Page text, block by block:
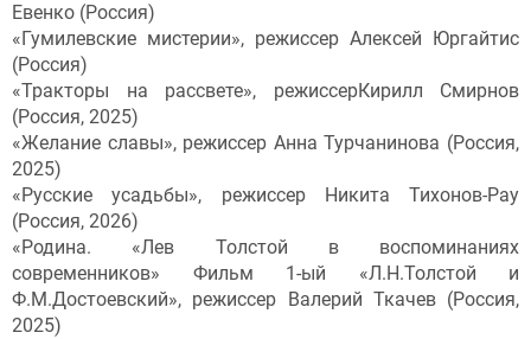
Евенко (Россия)
«Гумилевские мистерии», режиссер Алексей Юргайтис
(Россия)
«Тракторы на рассвете», режиссерКирилл Смирнов
(Россия, 2025)
«Желание славы», режиссер Анна Турчанинова (Россия,
2025)
«Русские усадьбы», режиссер Никита Тихонов-Рау
(Россия, 2026)
«Родина. «Лев Толстой в воспоминаниях
современников» Фильм 1-ый «Л.Н.Толстой и
Ф.М.Достоевский», режиссер Валерий Ткачев (Россия,
2025)